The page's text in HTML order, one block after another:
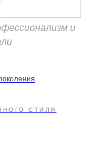
и
СТИЛЯ